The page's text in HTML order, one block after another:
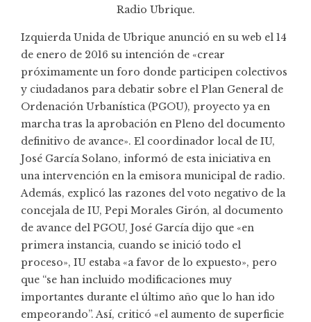
Radio Ubrique.
Izquierda Unida de Ubrique anunció en su web el 14
de enero de 2016 su intención de «crear
próximamente un foro donde participen colectivos
y ciudadanos para debatir sobre el Plan General de
Ordenación Urbanística (PGOU), proyecto ya en
marcha tras la aprobación en Pleno del documento
definitivo de avance». El coordinador local de IU,
José García Solano, informó de esta iniciativa en
una intervención en la emisora municipal de radio.
Además, explicó las razones del voto negativo de la
concejala de IU, Pepi Morales Girón, al documento
de avance del PGOU, José García dijo que «en
primera instancia, cuando se inició todo el
proceso», IU estaba «a favor de lo expuesto», pero
que “se han incluido modificaciones muy
importantes durante el último año que lo han ido
empeorando”. Así, criticó «el aumento de superficie